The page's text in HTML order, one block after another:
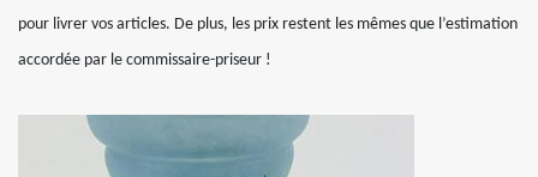
pour livrer vos articles. De plus, les prix restent les mêmes que l’estimation
accordée par le commissaire-priseur !